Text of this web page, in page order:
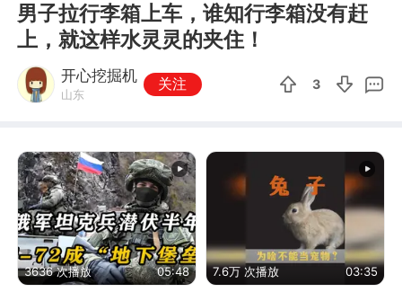
男子拉行李箱上车，谁知行李箱没有赶
上，就这样水灵灵的夹住！
开心挖掘机
山东
关注 3
3636 次播放 05:48 7.6万 次播放 03:35